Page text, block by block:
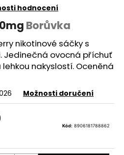
hodnocení
Borůvka
nikotinové sáčky s
Jedinečná ovocná příchuť
nakyslostí. Oceněná
Možnosti doručení
Kód: 8906181788862